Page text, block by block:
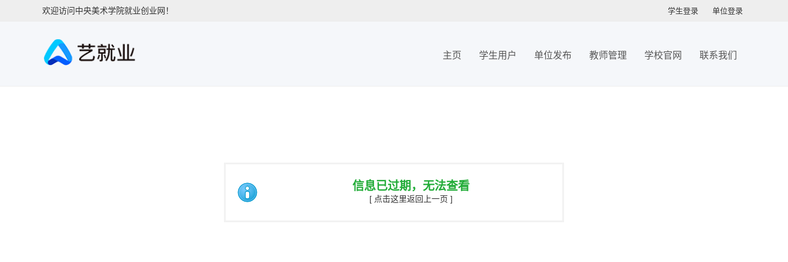
欢迎访问中央美术学院就业创业网！ 学生登录 单位登录
主页 学生用户 单位发布 教师管理 学校官网 联系我们
信息已过期，无法查看
[ 点击这里返回上一页 ]